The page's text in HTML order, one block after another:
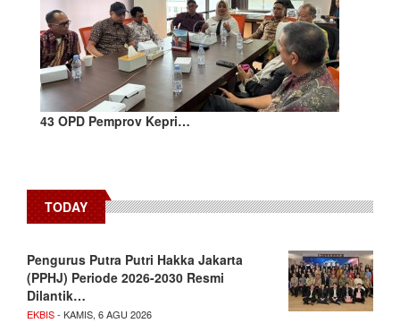
43 OPD Pemprov Kepri…
TODAY
Pengurus Putra Putri Hakka Jakarta
(PPHJ) Periode 2026-2030 Resmi
Dilantik…
EKBIS- KAMIS, 6 AGU 2026